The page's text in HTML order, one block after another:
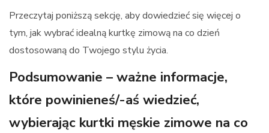
Przeczytaj poniższą sekcję, aby dowiedzieć się więcej o
tym, jak wybrać idealną kurtkę zimową na co dzień
dostosowaną do Twojego stylu życia.
Podsumowanie – ważne informacje,
które powinieneś/-aś wiedzieć,
wybierając kurtki męskie zimowe na co